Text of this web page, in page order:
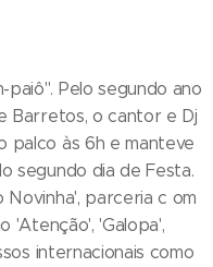
paiô". Pelo segundo ano
Barretos, o cantor e Dj
palco às 6h e manteve
segundo dia de Festa.
parceria c om
'Atenção', 'Galopa',
internacionais como